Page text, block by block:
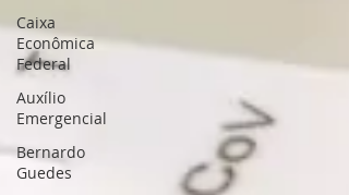
Caixa
Econômica
Federal
Auxílio
Emergencial
Bernardo
Guedes